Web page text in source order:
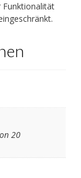
Funktionalität
20